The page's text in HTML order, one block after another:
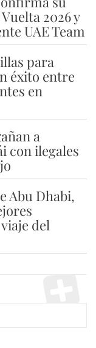
2026 y
UAE Team
para
éxito entre
en
a
con ilegales
Abu Dhabi,
del